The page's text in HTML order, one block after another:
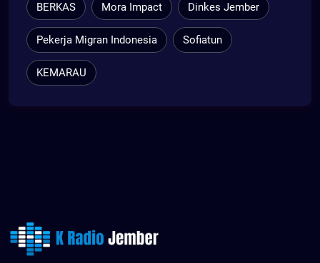
BERKAS Mora Impact Dinkes Jember
Pekerja Migran Indonesia Sofiatun
KEMARAU